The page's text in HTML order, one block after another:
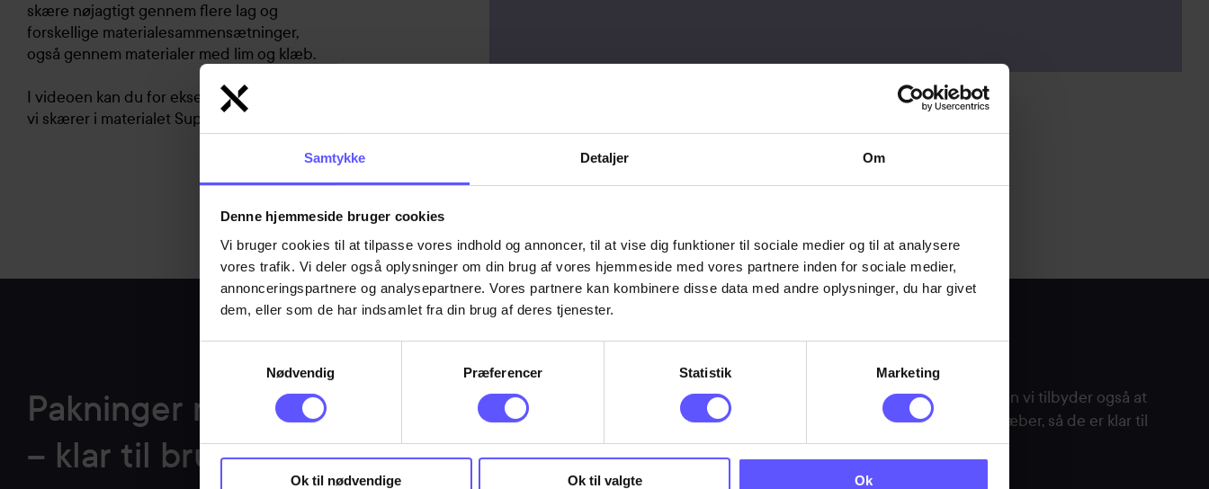
Samtykke Detaljer Om
Denne hjemmeside bruger cookies
Vi bruger cookies til at tilpasse vores indhold og annoncer, til at vise dig funktioner til sociale medier og til at analysere
vores trafik. Vi deler også oplysninger om din brug af vores hjemmeside med vores partnere inden for sociale medier,
annonceringspartnere og analysepartnere. Vores partnere kan kombinere disse data med andre oplysninger, du har givet
dem, eller som de har indsamlet fra din brug af deres tjenester.
Nødvendig
Præferencer Statistik Marketing
Ok til nødvendige Ok til valgte Ok
skære nøjagtigt gennem flere lag og
forskellige materialesammensætninger,
også gennem materialer med lim og klæb.
I videoen kan du for eksempel se, hvordan
vi skærer i materialet Superwool
Pakninger med klæber
– klar til brug
Vi kan lave dine pakninger i materialer med klæber, men vi tilbyder også at
beklæde allerede udskårne pakninger med lim eller klæber, så de er klar til
montage på dit produkt.